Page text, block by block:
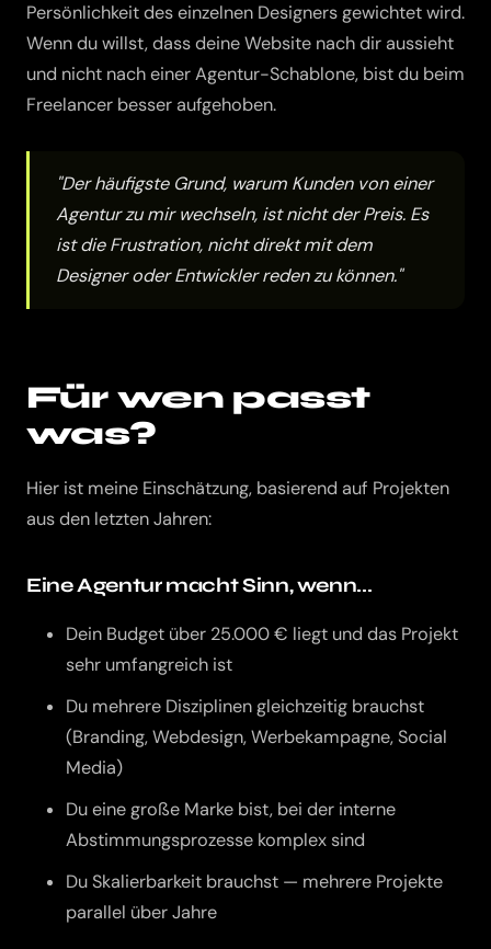
Persönlichkeit des einzelnen Designers gewichtet wird.
Wenn du willst, dass deine Website nach dir aussieht
und nicht nach einer Agentur-Schablone, bist du beim
Freelancer besser aufgehoben.
"Der häufigste Grund, warum Kunden von einer
Agentur zu mir wechseln, ist nicht der Preis. Es
ist die Frustration, nicht direkt mit dem
Designer oder Entwickler reden zu können."
Für wen passt
was?
Hier ist meine Einschätzung, basierend auf Projekten
aus den letzten Jahren:
Eine Agentur macht Sinn, wenn...
Dein Budget über 25.000 € liegt und das Projekt
sehr umfangreich ist
Du mehrere Disziplinen gleichzeitig brauchst
(Branding, Webdesign, Werbekampagne, Social
Media)
Du eine große Marke bist, bei der interne
Abstimmungsprozesse komplex sind
Du Skalierbarkeit brauchst — mehrere Projekte
parallel über Jahre